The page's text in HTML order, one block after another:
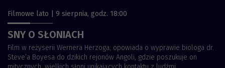
Filmowe lato | 9 sierpnia, godz. 18:00
SNY O SŁONIACH
Film w reżyserii Wernera Herzoga; opowiada o wyprawie biologa dr.
Steve’a Boyesa do dzikich rejonów Angoli, gdzie poszukuje on